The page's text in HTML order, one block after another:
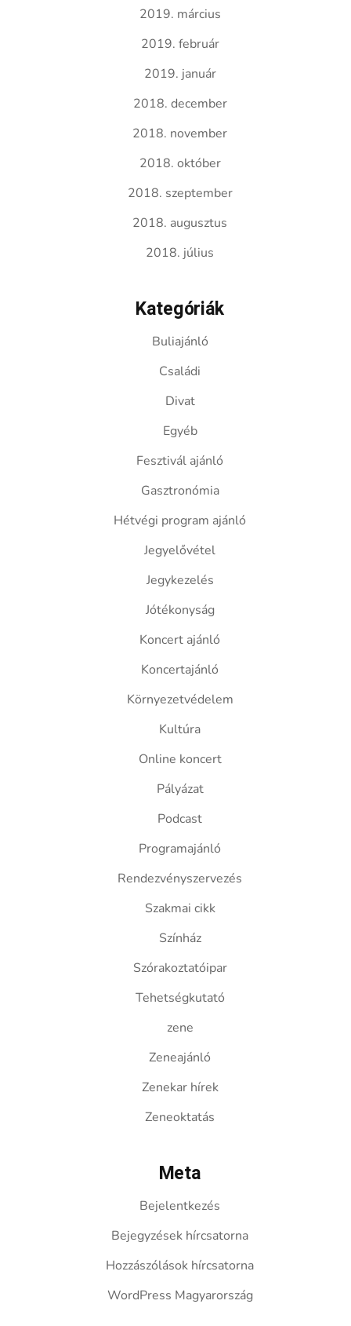
2019. március
2019. február
2019. január
2018. december
2018. november
2018. október
2018. szeptember
2018. augusztus
2018. július
Kategóriák
Buliajánló
Családi
Divat
Egyéb
Fesztivál ajánló
Gasztronómia
Hétvégi program ajánló
Jegyelővétel
Jegykezelés
Jótékonyság
Koncert ajánló
Koncertajánló
Környezetvédelem
Kultúra
Online koncert
Pályázat
Podcast
Programajánló
Rendezvényszervezés
Szakmai cikk
Színház
Szórakoztatóipar
Tehetségkutató
zene
Zeneajánló
Zenekar hírek
Zeneoktatás
Meta
Bejelentkezés
Bejegyzések hírcsatorna
Hozzászólások hírcsatorna
WordPress Magyarország